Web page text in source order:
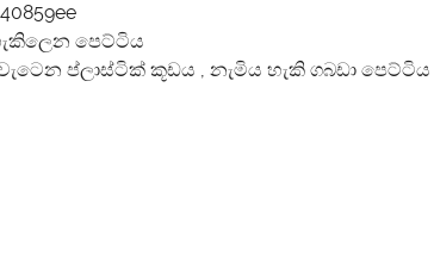
පෙට්ටිය
ප්ලාස්ටික් කූඩය , නැමිය හැකි ගබඩා පෙට්ටිය